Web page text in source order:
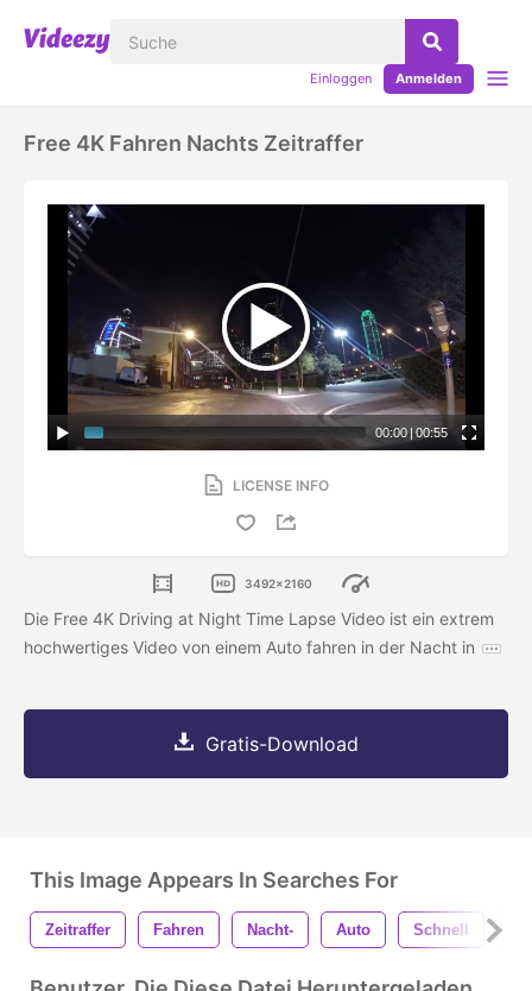
Einloggen Anmelden
Free 4K Fahren Nachts Zeitraffer
00:00 |00:55
LICENSE INFO
3492x2160
Die Free 4K Driving at Night Time Lapse Video ist ein extrem
hochwertiges Video von einem Auto fahren in der Nacht in
Gratis-Download
This Image Appears In Searches For
Zeitraffer Fahren Nacht- Auto Schnell